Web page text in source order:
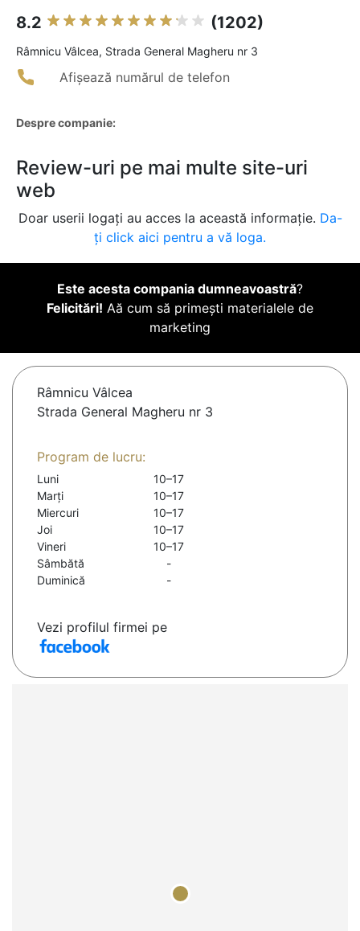
8.2 (1202)
Râmnicu Vâlcea, Strada General Magheru nr 3
Afișează numărul de telefon
Despre companie:
Review-uri pe mai multe site-uri
web
Doar userii logați au acces la această informație. Da-
ți click aici pentru a vă loga.
Este acesta compania dumneavoastră?
Felicitări! Aă cum să primești materialele de
marketing
Râmnicu Vâlcea
Strada General Magheru nr 3
Program de lucru:
Luni
10–17
Marți
10–17
Miercuri
10–17
Joi
10–17
Vineri
10–17
Sâmbătă
-
Duminică
-
Vezi profilul firmei pe